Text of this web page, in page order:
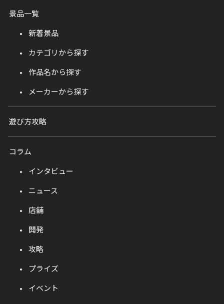
景品一覧
新着景品
カテゴリから探す
作品名から探す
メーカーから探す
遊び方攻略
コラム
インタビュー
ニュース
店舗
開発
攻略
プライズ
イベント